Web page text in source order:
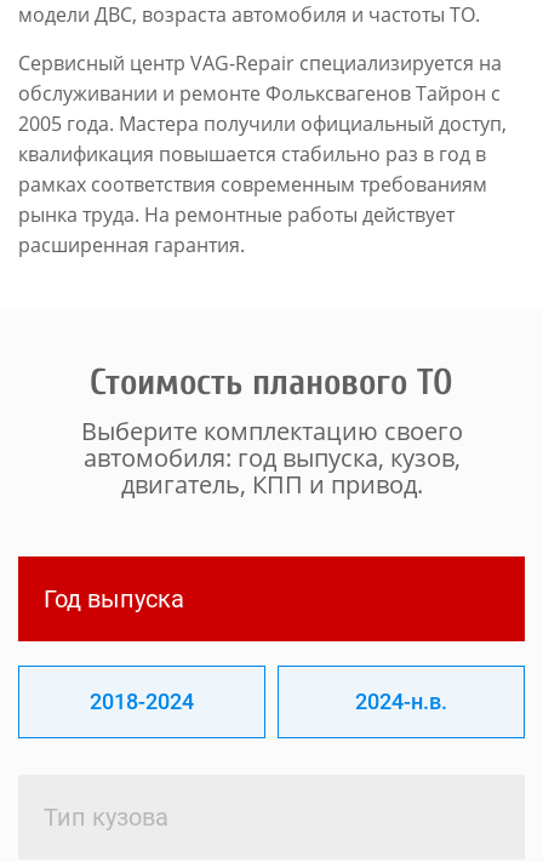
модели ДВС, возраста автомобиля и частоты ТО.
Сервисный центр VAG-Repair специализируется на
обслуживании и ремонте Фольксвагенов Тайрон с
2005 года. Мастера получили официальный доступ,
квалификация повышается стабильно раз в год в
рамках соответствия современным требованиям
рынка труда. На ремонтные работы действует
расширенная гарантия.
Стоимость планового ТО
Выберите комплектацию своего
автомобиля: год выпуска, кузов,
двигатель, КПП и привод.
Год выпуска
2018-2024 2024-н.в.
Тип кузова